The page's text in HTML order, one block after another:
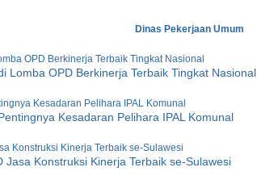
Dinas Pekerjaan Umum
Lomba OPD Berkinerja Terbaik Tingkat Nasional
Kesadaran Pelihara IPAL Komunal
Konstruksi Kinerja Terbaik se-Sulawesi